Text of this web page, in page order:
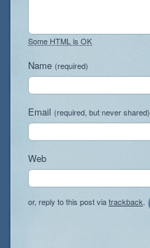
Some HTML is OK
Name (required)
Email (required, but never shared)
Web
or, reply to this post viatrackback